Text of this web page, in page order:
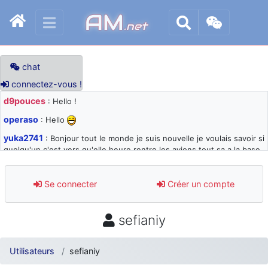
AM.net
chat
connectez-vous !
d9pouces : Hello !
operaso : Hello
yuka2741 : Bonjour tout le monde je suis nouvelle je voulais savoir si
quelqu'un c'est vers qu'elle heure rentre les avions tout sa a la base
d9pouces: désolé pour les quelques blocages du site ces derniers
jours : je teste des méthodes contre le spam et les bots trop nocifs
: Super, la nouvelle bannière
d9pouces
: je suis un avion@,._,+ > lesquels ? je ne suis pas sûr de
comprendre
Se connecter Créer un compte
sefianiy
Utilisateurs sefianiy